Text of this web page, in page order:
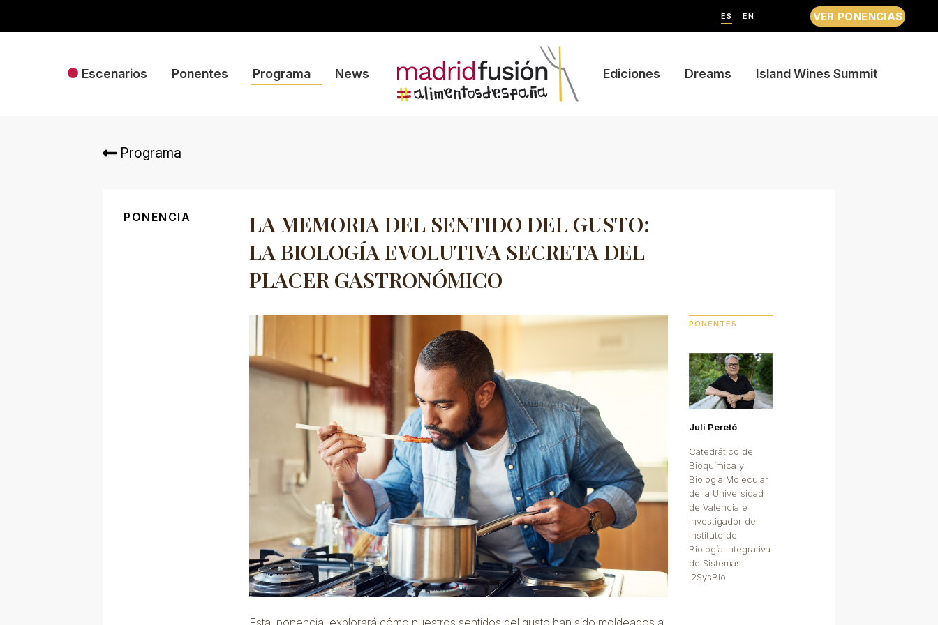
ES EN VER PONENCIAS
Escenarios Ponentes Programa News Ediciones Dreams Island Wines Summit
Programa
PONENCIA
LA MEMORIA DEL SENTIDO DEL GUSTO:
LA BIOLOGÍA EVOLUTIVA SECRETA DEL
PLACER GASTRONÓMICO
Esta ponencia explorará cómo nuestros sentidos del gusto han sido moldeados a
PONENTES
Juli Peretó
Catedrático de
Bioquímica y
Biología Molecular
de la Universidad
de Valencia e
investigador del
Instituto de
Biología Integrativa
de Sistemas
I2SysBio